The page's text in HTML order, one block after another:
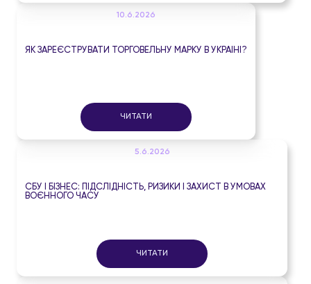
10.6.2026
ЯК ЗАРЕЄСТРУВАТИ ТОРГОВЕЛЬНУ МАРКУ В УКРАЇНІ?
ЧИТАТИ
5.6.2026
СБУ І БІЗНЕС: ПІДСЛІДНІСТЬ, РИЗИКИ І ЗАХИСТ В УМОВАХ
ВОЄННОГО ЧАСУ
ЧИТАТИ